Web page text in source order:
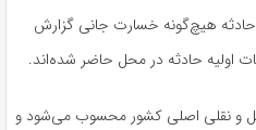
هیچ‌گونه خسارت جانی گزارش
اولیه حادثه در محل حاضر شده‌اند.
و نقلی اصلی کشور محسوب می‌شود و